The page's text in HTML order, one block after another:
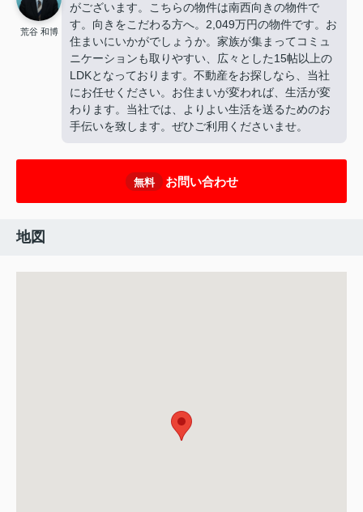
荒谷 和博
がございます。こちらの物件は南西向きの物件で
す。向きをこだわる方へ。2,049万円の物件です。お
住まいにいかがでしょうか。家族が集まってコミュ
ニケーションも取りやすい、広々とした15帖以上の
LDKとなっております。不動産をお探しなら、当社
にお任せください。お住まいが変われば、生活が変
わります。当社では、よりよい生活を送るためのお
手伝いを致します。ぜひご利用くださいませ。
無料 お問い合わせ
地図